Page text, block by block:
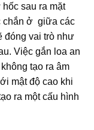
sau ra mặt
chắn ở giữa các
đóng vai trò như
Việc gắn loa an
tạo ra âm
mật độ cao khi
ra một cấu hình